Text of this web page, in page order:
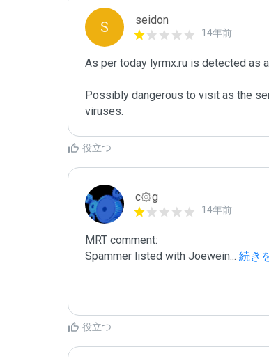
S seidon
14年前
As per today lyrmx.ru is detected as
Possibly dangerous to visit as the
viruses.
役立つ
c۞g
14年前
MRT comment:
Spammer listed with Joewein... 続き
役立つ